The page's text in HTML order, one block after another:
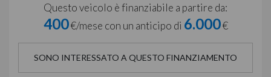
Questo veicolo è finanziabile a partire da:
400€/mese con un anticipo di 6.000€
SONO INTERESSATO A QUESTO FINANZIAMENTO